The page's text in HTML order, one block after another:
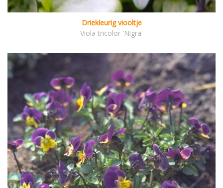
Driekleurig viooltje
Viola tricolor 'Nigra'